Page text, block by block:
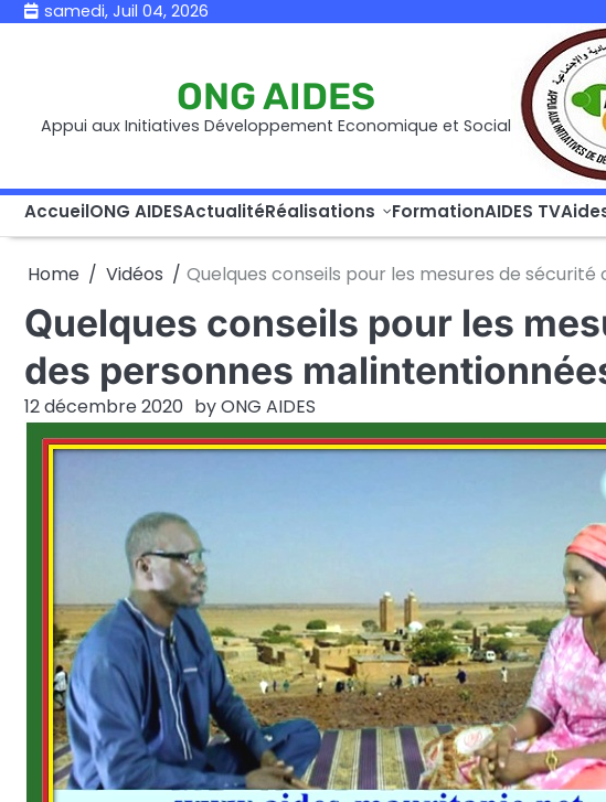
Skip samedi, Juil 04, 2026
ONG AIDES
Appui aux Initiatives Développement Economique et Social
AccueilONG AIDESActualitéRéalisations FormationAIDES TV
Home Vidéos Quelques conseils pour les mesures de
Quelques conseils pour les
des personnes
12 décembre 2020 byONG AIDES